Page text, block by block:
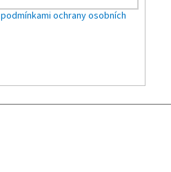
podmínkami ochrany osobních